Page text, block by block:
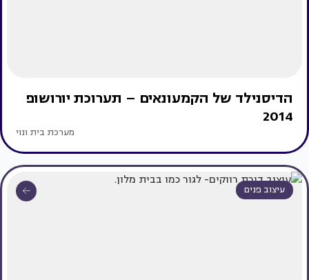
הדיסנילד של הקמעונאים – תערוכת יורושופ
2014
מערכת בית ונוי
עיצוב פנים